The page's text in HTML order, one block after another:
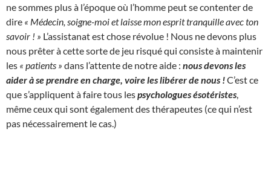
ne sommes plus à l’époque où l’homme peut se contenter de
dire « Médecin, soigne-moi et laisse mon esprit tranquille avec ton
savoir ! » L’assistanat est chose révolue ! Nous ne devons plus
nous prêter à cette sorte de jeu risqué qui consiste à maintenir
les « patients » dans l’attente de notre aide : nous devons les
aider à se prendre en charge, voire les libérer de nous !C’est ce
que s’appliquent à faire tous lespsychologues ésotéristes
même ceux qui sont également des thérapeutes (ce qui n’est
pas nécessairement le cas.)